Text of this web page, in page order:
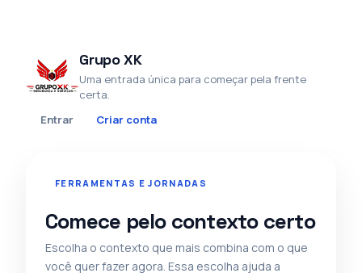
Grupo XK
Uma entrada única para começar pela frente
certa.
Entrar
Criar conta
FERRAMENTAS E JORNADAS
Comece pelo contexto certo
Escolha o contexto que mais combina com o que
você quer fazer agora. Essa escolha ajuda a